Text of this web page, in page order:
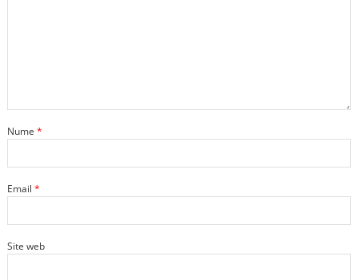
Nume *
Email *
Site web